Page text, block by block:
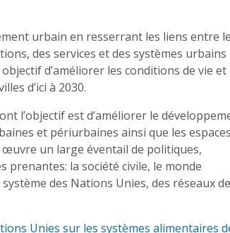
urbain en resserrant les liens entre
des services et des systèmes urbains
d’améliorer les conditions de vie et
d’ici à 2030.
l’objectif est d’améliorer le
et périurbaines ainsi que les espaces
un large éventail de politiques,
la société civile, le monde
des Nations Unies, des réseaux de
Unies sur les systèmes alimentaires